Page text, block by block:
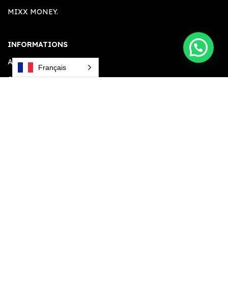
MIXX MONEY.
INFORMATIONS
A PROPOS.
CONTACT.
Français